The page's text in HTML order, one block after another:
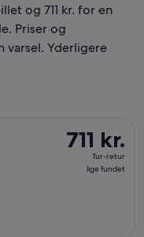
og 711 kr. for en
Priser og
Yderligere
711 kr.
Tur-
retur,
711 kr.
Tur-retur
lige fundet